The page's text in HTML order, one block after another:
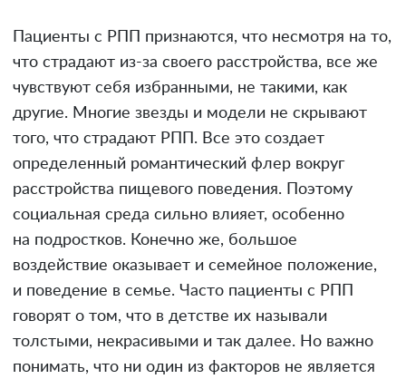
Пациенты с РПП признаются, что несмотря на то,
что страдают из-за своего расстройства, все же
чувствуют себя избранными, не такими, как
другие. Многие звезды и модели не скрывают
того, что страдают РПП. Все это создает
определенный романтический флер вокруг
расстройства пищевого поведения. Поэтому
социальная среда сильно влияет, особенно
на подростков. Конечно же, большое
воздействие оказывает и семейное положение,
и поведение в семье. Часто пациенты с РПП
говорят о том, что в детстве их называли
толстыми, некрасивыми и так далее. Но важно
понимать, что ни один из факторов не является